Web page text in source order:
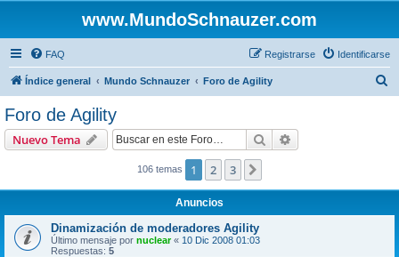
www.MundoSchnauzer.com
FAQ Identificarse
Registrarse
Índice general Mundo Schnauzer Foro de Agility
Foro de Agility
Nuevo Tema Buscar
106 temas 1 2 3
Anuncios
Dinamización de moderadores Agility
Último mensaje por nuclear« 10 Dic 2008 01:03
Respuestas: 5